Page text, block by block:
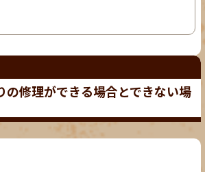
の修理ができる場合とできない場